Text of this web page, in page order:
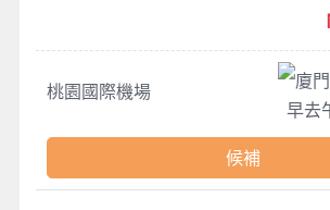
桃園國際機場
廈
早去
候補